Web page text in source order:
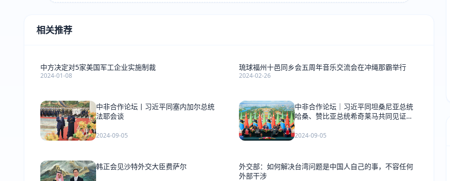
相关推荐
中方决定对5家美国军工企业实施制裁
2024-01-08
琉球福州十邑同乡会五周年音乐交流会在冲绳那霸举行
2024-02-26
中非合作论坛丨习近平同塞内加尔总统
法耶会谈
2024-09-05
中非合作论坛｜习近平同坦桑尼亚总统
哈桑、赞比亚总统希奇莱马共同见证签
2024-09-05
韩正会见沙特外交大臣费萨尔
外交部：如何解决台湾问题是中国人自己的事，不容任何
外部干涉